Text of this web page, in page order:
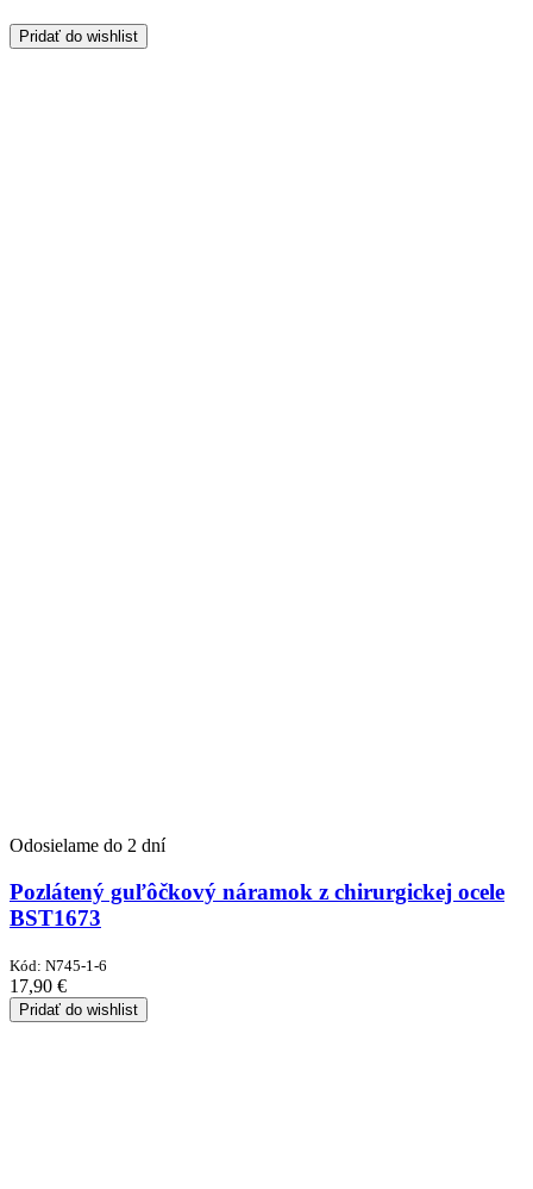
Pridať do wishlist
Odosielame do 2 dní
Pozlátený guľôčkový náramok z chirurgickej ocele
BST1673
Kód: N745-1-6
17,90 €
Pridať do wishlist